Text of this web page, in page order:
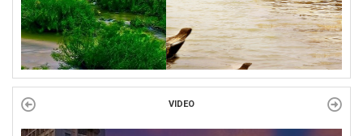
Công đoàn phường Tuy Hòa tổ chức chuỗi hoạt động chào mừng
97 năm ngày thành lập Công đoàn Việt Nam (28/7/1929 –...
VIDEO